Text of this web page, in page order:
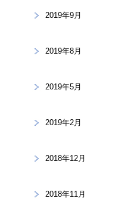
2019年9月
2019年8月
2019年5月
2019年2月
2018年12月
2018年11月